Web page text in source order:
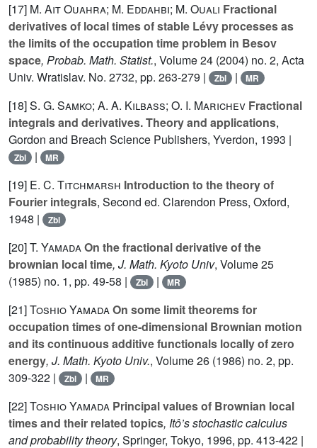
[17] M. Ait Ouahra; M. Eddahbi; M. Ouali Fractional
derivatives of local times of stable Lévy processes as
the limits of the occupation time problem in Besov
space, Probab. Math. Statist., Volume 24 (2004) no. 2, Acta
Univ. Wratislav. No. 2732, pp. 263-279 |
Zbl | MR
[18]S. G. Samko; A. A. Kilbass; O. I. Marichev Fractional
integrals and derivatives. Theory and applications,
Gordon and Breach Science Publishers, Yverdon, 1993 |
Zbl | MR
[19] E. C. Titchmarsh Introduction to the theory of
Fourier integrals, Second ed. Clarendon Press, Oxford,
1948 |
Zbl
[20]T. YamadaOn the fractional derivative of the
brownian local time, J. Math. Kyoto Univ, Volume 25
(1985) no. 1, pp. 49-58 |
Zbl | MR
[21]Toshio YamadaOn some limit theorems for
occupation times of one-dimensional Brownian motion
and its continuous additive functionals locally of zero
energy, J. Math. Kyoto Univ., Volume 26 (1986) no. 2, pp.
309-322 |
Zbl | MR
[22]Toshio Yamada Principal values of Brownian local
times and their related topics, Itô’s stochastic calculus
and probability theory, Springer, Tokyo, 1996, pp. 413-422 |